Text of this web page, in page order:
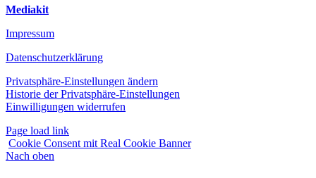
Mediakit
Impressum
Datenschutzerklärung
Privatsphäre-Einstellungen ändern
Historie der Privatsphäre-Einstellungen
Einwilligungen widerrufen
Page load link
Cookie Consent mit Real Cookie Banner
Nach oben